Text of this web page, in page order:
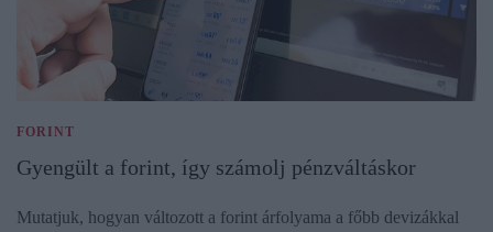
FORINT
Gyengült a forint, így számolj pénzváltáskor
Mutatjuk, hogyan változott a forint árfolyama a főbb devizákkal